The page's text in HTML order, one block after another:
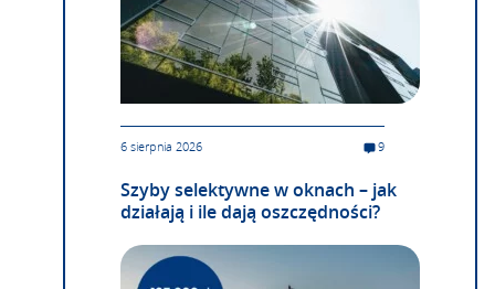
6 sierpnia 2026 9
Szyby selektywne w oknach – jak
działają i ile dają oszczędności?